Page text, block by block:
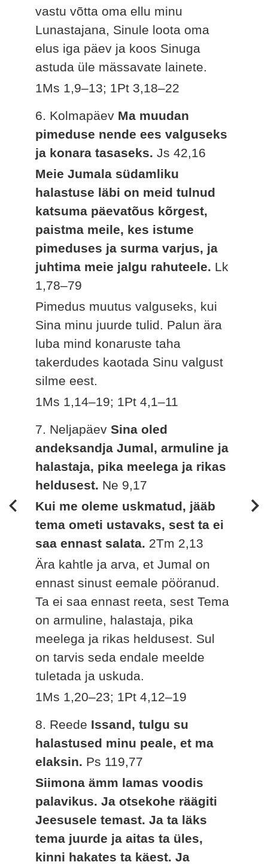
vastu võtta oma ellu minu
Lunastajana, Sinule loota oma
elus iga päev ja koos Sinuga
astuda üle mässavate lainete.
1Ms 1,9–13; 1Pt 3,18–22
6. Kolmapäev Ma muudan
pimeduse nende ees valguseks
ja konara tasaseks.Js 42,16
Meie Jumala südamliku
halastuse läbi on meid tulnud
katsuma päevatõus kõrgest,
paistma meile, kes istume
pimeduses ja surma varjus, ja
juhtima meie jalgu rahuteele. Lk
1,78–79
Pimedus muutus valguseks, kui
Sina minu juurde tulid. Palun ära
luba mind konaruste taha
takerdudes kaotada Sinu valgust
silme eest.
1Ms 1,14–19; 1Pt 4,1–11
7. NeljapäevSina oled
andeksandja Jumal, armuline ja
halastaja, pika meelega ja rikas
heldusest. Ne 9,17
Kui me oleme uskmatud, jääb
tema ometi ustavaks, sest ta ei
saa ennast salata. 2Tm 2,13
Ära kahtle ja arva, et Jumal on
ennast sinust eemale pööranud.
Ta ei saa ennast reeta, sest Tema
on armuline, halastaja, pika
meelega ja rikas heldusest. Sul
on tarvis seda endale meelde
tuletada ja uskuda.
1Ms 1,20–23; 1Pt 4,12–19
8. Reede Issand, tulgu su
halastused minu peale, et ma
elaksin. Ps 119,77
Siimona ämm lamas voodis
palavikus. Ja otsekohe räägiti
Jeesusele temast. Ja ta läks
tema juurde ja aitas ta üles,
kinni hakates ta käest. Ja